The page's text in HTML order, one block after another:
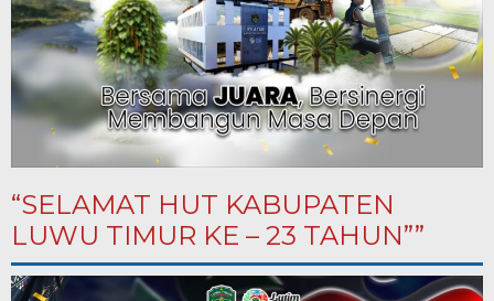
“SELAMAT HUT KABUPATEN
LUWU TIMUR KE – 23 TAHUN””